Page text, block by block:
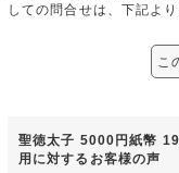
しての問合せは、下記よ
こ
聖徳太子 5000円紙幣
用に対するお客様の声